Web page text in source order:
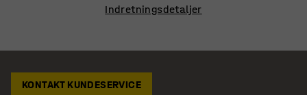
Indretningsdetaljer
KONTAKT KUNDESERVICE